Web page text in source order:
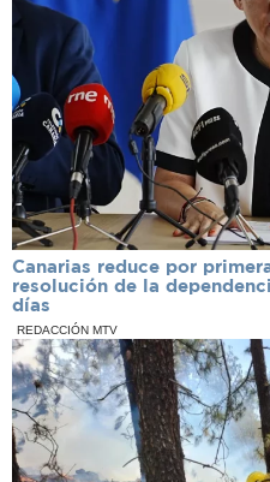
Canarias reduce por
resolución de la
días
REDACCIÓN MTV